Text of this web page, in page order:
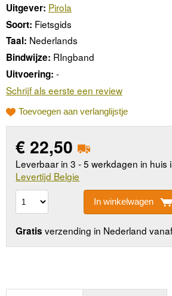
Uitgever: Pirola
Soort: Fietsgids
Taal: Nederlands
Bindwijze: RIngband
Uitvoering: -
Schrijf als eerste een review
Toevoegen aan verlanglijstje
€ 22,50
Leverbaar in 3 - 5 werkdagen in huis
Levertijd Belgie
In winkelwagen
Gratis verzending in Nederland